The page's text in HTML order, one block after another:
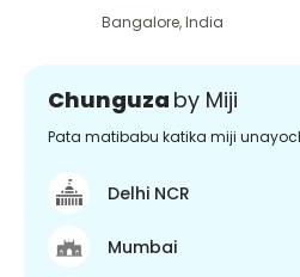
Bangalore,India
Chunguza by Miji
Pata matibabu katika miji
Delhi NCR
Mumbai